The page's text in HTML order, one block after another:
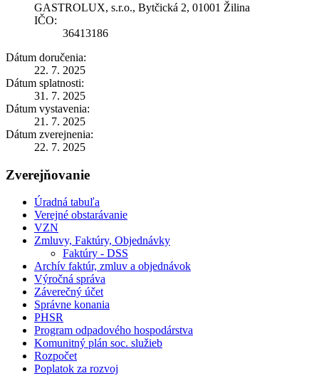
GASTROLUX, s.r.o., Bytčická 2, 01001 Žilina
IČO:
36413186
Dátum doručenia:
22. 7. 2025
Dátum splatnosti:
31. 7. 2025
Dátum vystavenia:
21. 7. 2025
Dátum zverejnenia:
22. 7. 2025
Zverejňovanie
Úradná tabuľa
Verejné obstarávanie
VZN
Zmluvy, Faktúry, Objednávky
Faktúry - DSS
Archív faktúr, zmluv a objednávok
Výročná správa
Záverečný účet
Správne konania
PHSR
Program odpadového hospodárstva
Komunitný plán soc. služieb
Rozpočet
Poplatok za rozvoj